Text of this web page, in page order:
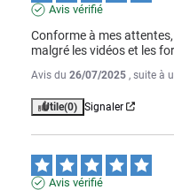
Avis vérifié
Conforme à mes
malgré les vidéos et les
Avis du 26/07/2025 , suite à
Utile(0) Signaler
Avis vérifié